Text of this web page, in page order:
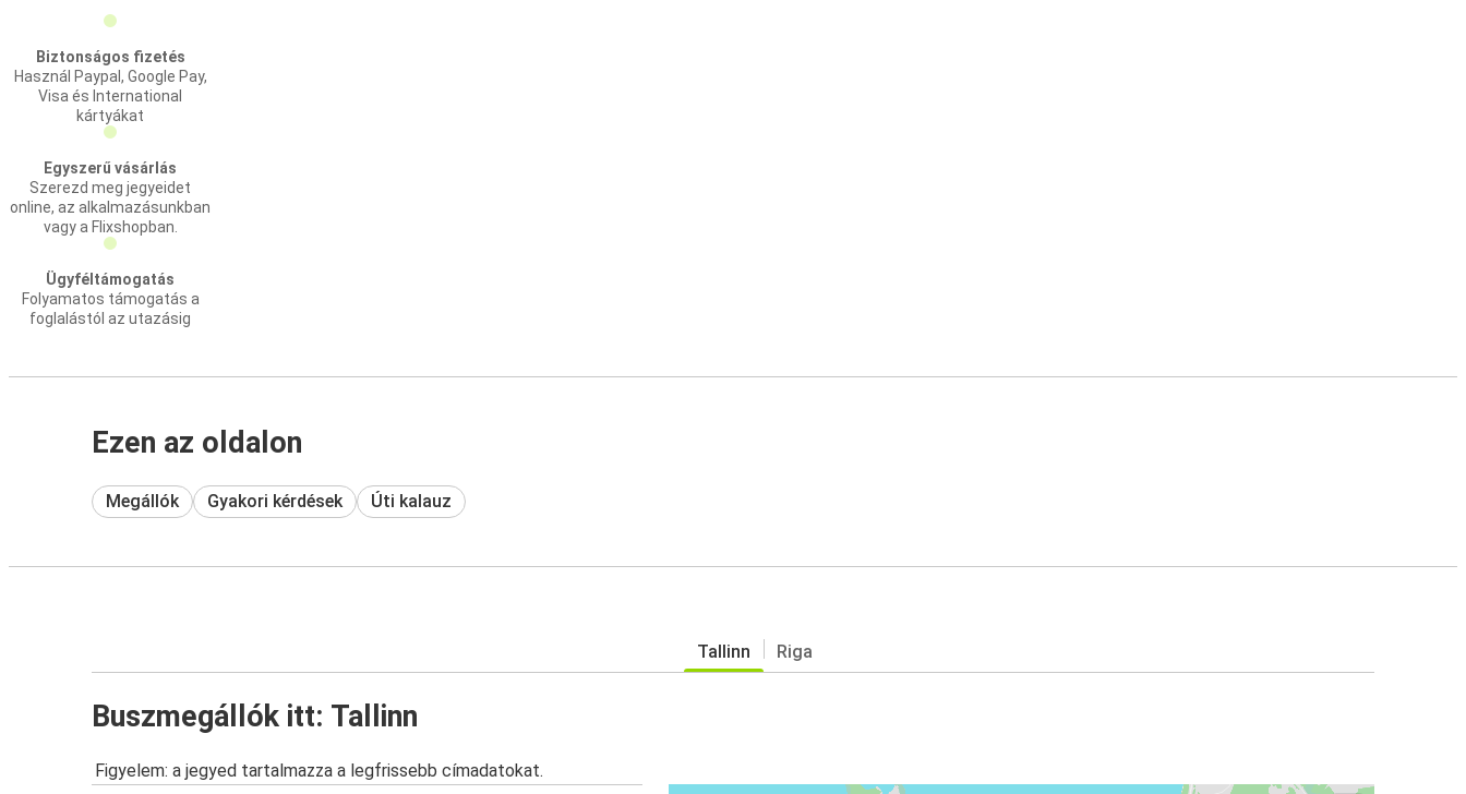
Biztonságos fizetés
Használ Paypal, Google Pay,
Visa és International
kártyákat
Egyszerű vásárlás
Szerezd meg jegyeidet
online, az alkalmazásunkban
vagy a Flixshopban.
Ügyféltámogatás
Folyamatos támogatás a
foglalástól az utazásig
Ezen az oldalon
Megállók Gyakori kérdések Úti kalauz
Tallinn Riga
Buszmegállók itt: Tallinn
Figyelem: a jegyed tartalmazza a legfrissebb címadatokat.